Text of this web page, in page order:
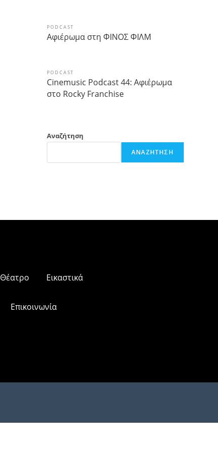
PODCAST
Αφιέρωμα στη ΦΙΝΟΣ ΦΙΛΜ
PODCAST
Cinemusic Podcast 44: Αφιέρωμα
στο Rocky Franchise
Αναζήτηση
ΑΝΑΖΉΤΗΣΗ
Θέατρο Εικαστικά
Επικοινωνία